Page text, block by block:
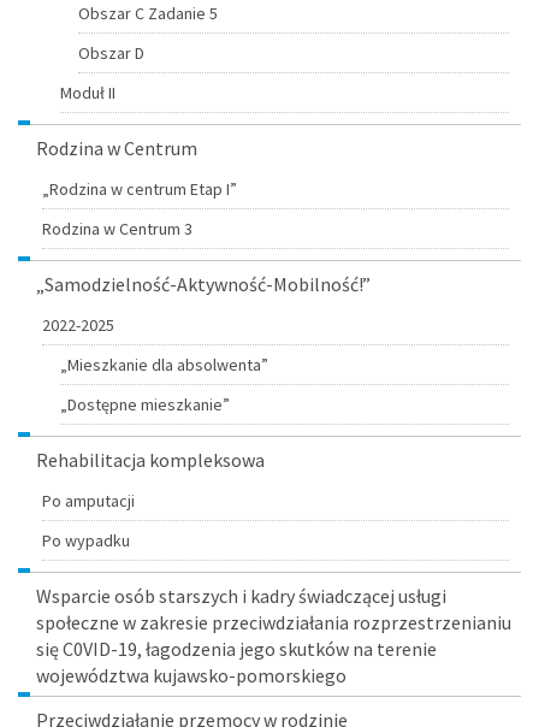
Obszar C Zadanie 5
Obszar D
Moduł II
Rodzina w Centrum
„Rodzina w centrum Etap I”
Rodzina w Centrum 3
„Samodzielność-Aktywność-Mobilność!”
2022-2025
„Mieszkanie dla absolwenta”
„Dostępne mieszkanie”
Rehabilitacja kompleksowa
Po amputacji
Po wypadku
Wsparcie osób starszych i kadry świadczącej usługi
społeczne w zakresie przeciwdziałania rozprzestrzenianiu
się C0VID-19, łagodzenia jego skutków na terenie
województwa kujawsko-pomorskiego
Przeciwdziałanie przemocy w rodzinie